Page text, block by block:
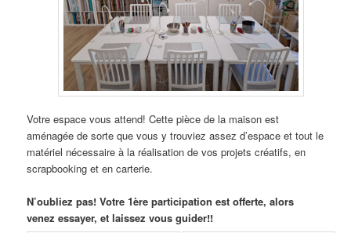
Votre espace vous attend! Cette pièce de la maison est
aménagée de sorte que vous y trouviez assez d’espace et tout le
matériel nécessaire à la réalisation de vos projets créatifs, en
scrapbooking et en carterie.
N’oubliez pas! Votre 1ère participation est offerte, alors
venez essayer, et laissez vous guider!!